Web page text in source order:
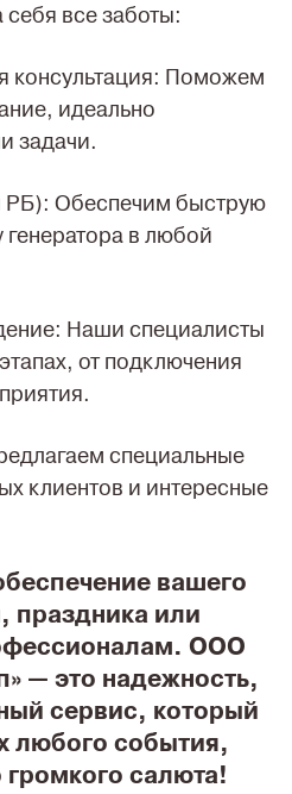
все заботы:
Поможем
идеально
задачи.
Обеспечим быструю
в любой
Наши специалисты
от подключения
специальные
клиентов и интересные
вашего
праздника или
ООО
— это надежность,
сервис, который
любого события,
салюта!